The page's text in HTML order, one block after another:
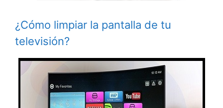
¿Cómo limpiar la pantalla de tu
televisión?